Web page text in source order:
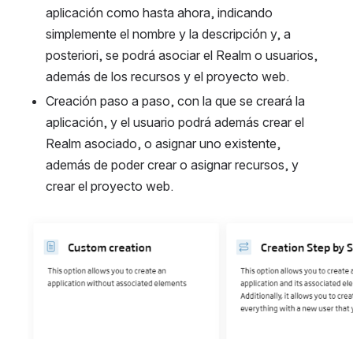
aplicación como hasta ahora, indicando
simplemente el nombre y la descripción y, a
posteriori, se podrá asociar el Realm o usuarios,
además de los recursos y el proyecto web.
Creación paso a paso, con la que se creará la
aplicación, y el usuario podrá además crear el
Realm asociado, o asignar uno existente,
además de poder crear o asignar recursos, y
crear el proyecto web.